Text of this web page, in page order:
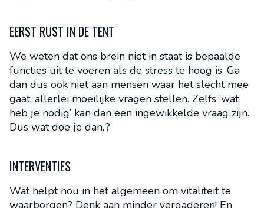
EERST RUST IN DE TENT
We weten dat ons brein niet in staat is bepaalde
functies uit te voeren als de stress te hoog is. Ga
dan dus ook niet aan mensen waar het slecht mee
gaat, allerlei moeilijke vragen stellen. Zelfs ‘wat
heb je nodig’ kan dan een ingewikkelde vraag zijn.
Dus wat doe je dan..?
INTERVENTIES
Wat helpt nou in het algemeen om vitaliteit te
waarborgen? Denk aan minder vergaderen! En